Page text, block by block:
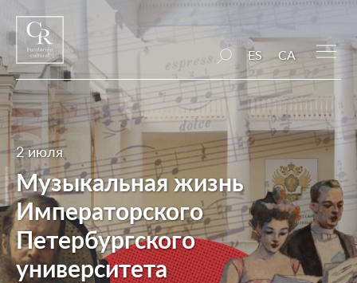
ES CA
2 июля
Музыкальная жизнь
Императорского
Петербургского
университета